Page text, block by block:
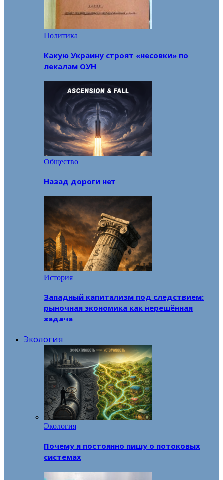
Политика
Какую Украину строят «несовки» по
лекалам ОУН
Общество
Назад дороги нет
История
Западный капитализм под следствием:
рыночная экономика как нерешённая
задача
Экология
Экология
Почему я постоянно пишу о потоковых
системах